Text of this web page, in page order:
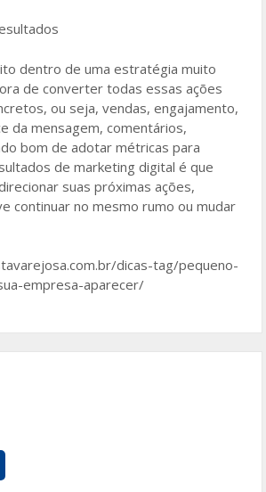
dentro de uma estratégia muito
de converter todas essas ações
ou seja, vendas, engajamento,
da mensagem, comentários,
bom de adotar métricas para
de marketing digital é que
suas próximas ações,
continuar no mesmo rumo ou mudar
dicas-tag/pequeno-
empresa-aparecer/